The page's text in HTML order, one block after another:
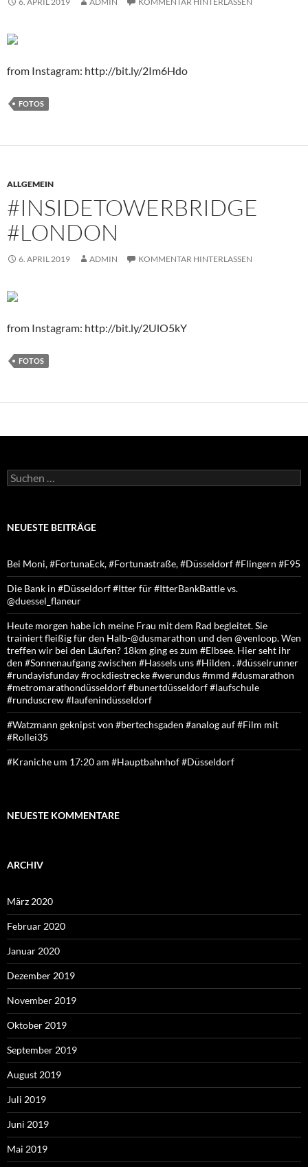
from Instagram: http://bit.ly/2Im6Hdo
FOTOS
ALLGEMEIN
#INSIDETOWERBRIDGE
#LONDON
6. APRIL 2019 ADMIN KOMMENTAR HINTERLASSEN
from Instagram: http://bit.ly/2UlO5kY
FOTOS
Suchen
nach:
NEUESTE BEITRÄGE
Bei Moni, #FortunaEck, #Fortunastraße, #Düsseldorf #Flingern #F95
Die Bank in #Düsseldorf #Itter für #ItterBankBattle vs.
@duessel_flaneur
Heute morgen habe ich meine Frau mit dem Rad begleitet. Sie
trainiert fleißig für den Halb-@dusmarathon und den @venloop. Wen
treffen wir bei den Läufen? 18km ging es zum #Elbsee. Hier seht ihr
den #Sonnenaufgang zwischen #Hassels uns #Hilden . #düsselrunner
#rundayisfunday #rockdiestrecke #werundus #mmd #dusmarathon
#metromarathondüsseldorf #bunertdüsseldorf #laufschule
#runduscrew #laufenindüsseldorf
#Watzmann geknipst von #bertechsgaden #analog auf #Film mit
#Rollei35
#Kraniche um 17:20 am #Hauptbahnhof #Düsseldorf
NEUESTE KOMMENTARE
ARCHIV
März 2020
Februar 2020
Januar 2020
Dezember 2019
November 2019
Oktober 2019
September 2019
August 2019
Juli 2019
Juni 2019
Mai 2019